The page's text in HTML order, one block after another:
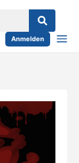
Anmelden